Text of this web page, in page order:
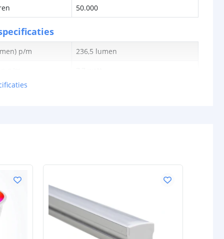
50.000
p/m
236,5 lumen
67)
strip (PCB)
Wit